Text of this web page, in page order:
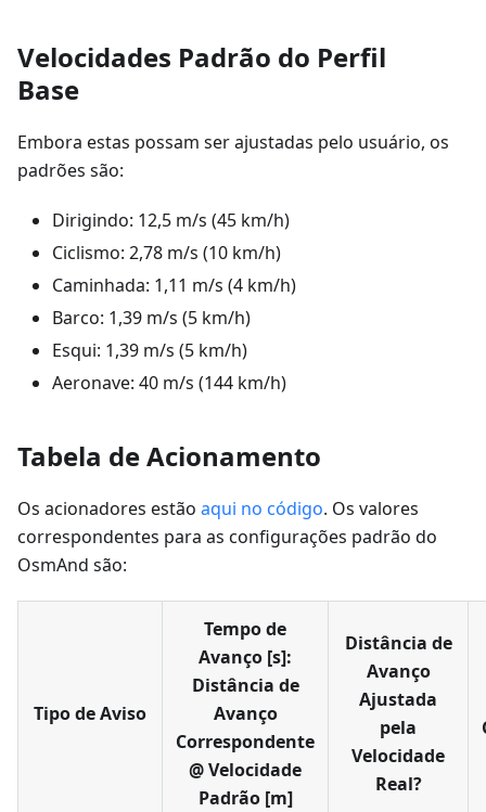
Velocidades Padrão do Perfil
Base
Embora estas possam ser ajustadas pelo usuário, os
padrões são:
Dirigindo: 12,5 m/s (45 km/h)
Ciclismo: 2,78 m/s (10 km/h)
Caminhada: 1,11 m/s (4 km/h)
Barco: 1,39 m/s (5 km/h)
Esqui: 1,39 m/s (5 km/h)
Aeronave: 40 m/s (144 km/h)
Tabela de Acionamento
Os acionadores estão aqui no código. Os valores
correspondentes para as configurações padrão do
OsmAnd são:
Tipo de Aviso
Tempo de
Avanço [s]:
Distância de
Avanço
Correspondente
@ Velocidade
Padrão [m]
Distância de
Avanço
Ajustada
pela
Velocidade
Real?